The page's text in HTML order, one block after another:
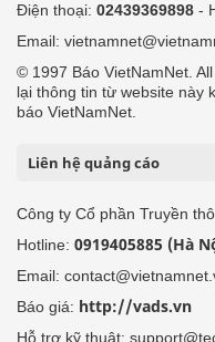
Điện thoại: 02439369898 -
Email:
© 1997 Báo VietNamNet.
lại thông tin từ website này
báo VietNamNet.
Liên hệ quảng cáo
Công ty Cổ phần Truyền
Hotline: 0919405885 (Hà
Email:
Báo giá: http://vads.vn
Hỗ trợ kỹ thuật: